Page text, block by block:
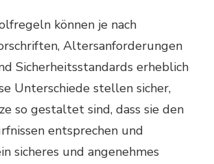
können je nach
Altersanforderungen
Sicherheitsstandards erheblich
Unterschiede stellen sicher,
so gestaltet sind, dass sie den
entsprechen und
sicheres und angenehmes